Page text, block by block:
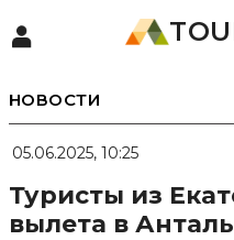
НОВОСТИ
05.06.2025, 10:25
Туристы из
вылета в